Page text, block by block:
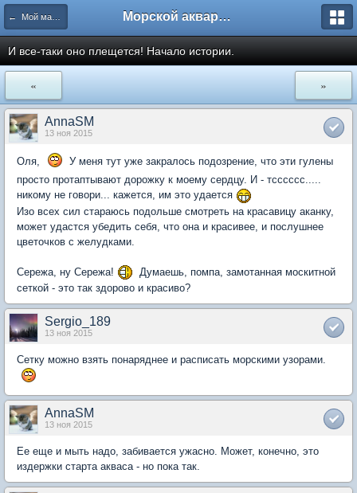
← Мой маленький морской аквариум Морской аквариум. Форумы ReefCentral.ru
И все-таки оно плещется! Начало истории.
« »
AnnaSM
13 ноя 2015
Оля,
У меня тут уже закралось подозрение, что эти гулены
просто протаптывают дорожку к моему сердцу. И - тсссссс.....
никому не говори... кажется, им это удается
Изо всех сил стараюсь подольше смотреть на красавицу аканку,
может удастся убедить себя, что она и красивее, и послушнее
цветочков с желудками.
Сережа, ну Сережа!
Думаешь, помпа, замотанная москитной
сеткой - это так здорово и красиво?
Sergio_189
13 ноя 2015
Сетку можно взять понаряднее и расписать морскими узорами.
AnnaSM
13 ноя 2015
Ее еще и мыть надо, забивается ужасно. Может, конечно, это
издержки старта акваса - но пока так.